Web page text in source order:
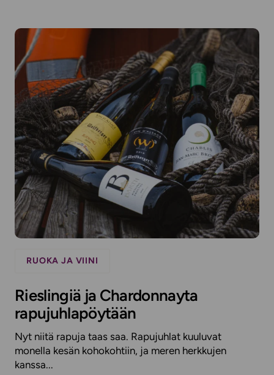
RUOKA JA VIINI
Rieslingiä ja Chardonnayta
rapujuhlapöytään
Nyt niitä rapuja taas saa. Rapujuhlat kuuluvat
monella kesän kohokohtiin, ja meren herkkujen
kanssa...